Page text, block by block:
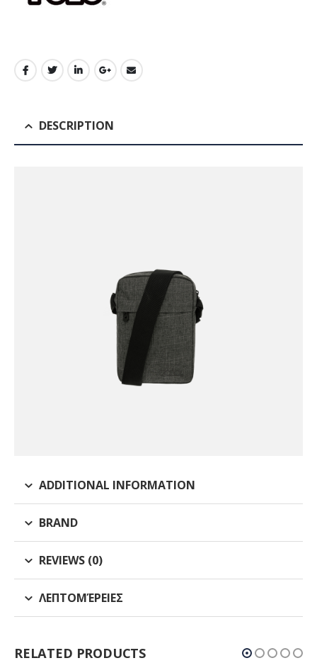
DESCRIPTION
ADDITIONAL INFORMATION
BRAND
REVIEWS (0)
ΛΕΠΤΟΜΈΡΕΙΕΣ
RELATED PRODUCTS